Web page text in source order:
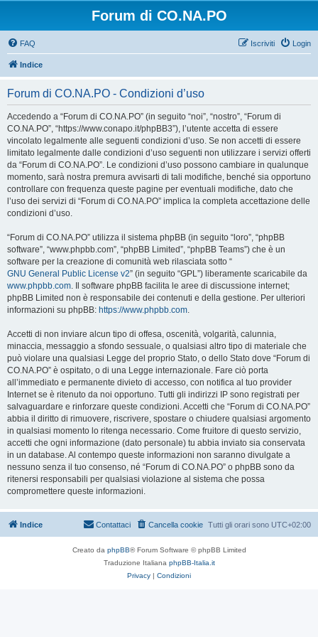
Forum di CO.NA.PO
FAQ Login
Iscriviti
Indice
Forum di CO.NA.PO - Condizioni d’uso
Accedendo a “Forum di CO.NA.PO” (in seguito “noi”, “nostro”, “Forum di
CO.NA.PO”, “https://www.conapo.it/phpBB3”), l’utente accetta di essere
vincolato legalmente alle seguenti condizioni d’uso. Se non accetti di essere
limitato legalmente dalle condizioni d’uso seguenti non utilizzare i servizi offerti
da “Forum di CO.NA.PO”. Le condizioni d’uso possono cambiare in qualunque
momento, sarà nostra premura avvisarti di tali modifiche, benché sia opportuno
controllare con frequenza queste pagine per eventuali modifiche, dato che
l’uso dei servizi di “Forum di CO.NA.PO” implica la completa accettazione delle
condizioni d’uso.
“Forum di CO.NA.PO” utilizza il sistema phpBB (in seguito “loro”, “phpBB
software”, “www.phpbb.com”, “phpBB Limited”, “phpBB Teams”) che è un
software per la creazione di comunità web rilasciata sotto “
GNU General Public License v2” (in seguito “GPL”) liberamente scaricabile da
www.phpbb.com. Il software phpBB facilita le aree di discussione internet;
phpBB Limited non è responsabile dei contenuti e della gestione. Per ulteriori
informazioni su phpBB: https://www.phpbb.com.
Accetti di non inviare alcun tipo di offesa, oscenità, volgarità, calunnia,
minaccia, messaggio a sfondo sessuale, o qualsiasi altro tipo di materiale che
può violare una qualsiasi Legge del proprio Stato, o dello Stato dove “Forum di
CO.NA.PO” è ospitato, o di una Legge internazionale. Fare ciò porta
all’immediato e permanente divieto di accesso, con notifica al tuo provider
Internet se è ritenuto da noi opportuno. Tutti gli indirizzi IP sono registrati per
salvaguardare e rinforzare queste condizioni. Accetti che “Forum di CO.NA.PO”
abbia il diritto di rimuovere, riscrivere, spostare o chiudere qualsiasi argomento
in qualsiasi momento lo ritenga necessario. Come fruitore di questo servizio,
accetti che ogni informazione (dato personale) tu abbia inviato sia conservata
in un database. Al contempo queste informazioni non saranno divulgate a
nessuno senza il tuo consenso, né “Forum di CO.NA.PO” o phpBB sono da
ritenersi responsabili per qualsiasi violazione al sistema che possa
compromettere queste informazioni.
Indice Tutti gli orari sono UTC+02:00
Cancella cookie
Contattaci
Creato da phpBB® Forum Software © phpBB Limited
Traduzione Italiana phpBB-Italia.it
Privacy | Condizioni